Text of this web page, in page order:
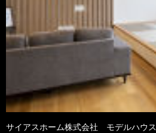
サイアスホーム株式会社 モデルハウス